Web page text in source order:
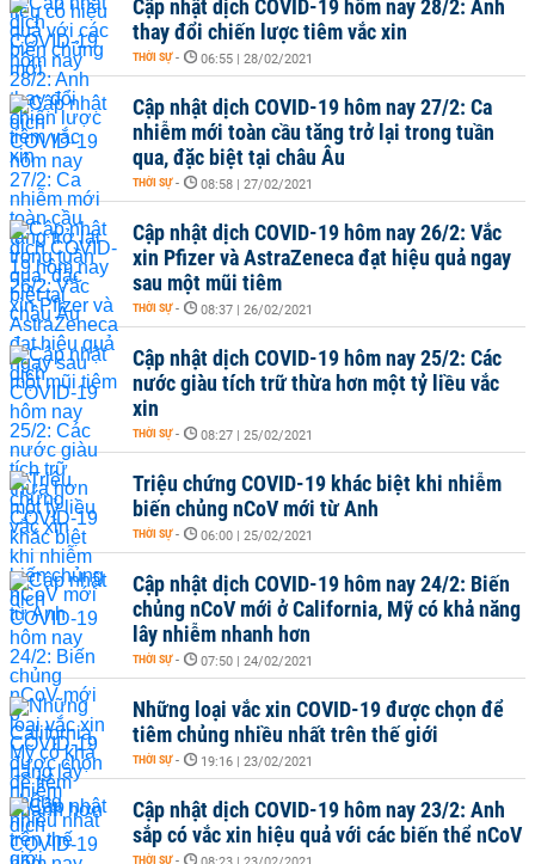
Cập nhật dịch COVID-19 hôm nay 28/2: Anh
thay đổi chiến lược tiêm vắc xin
THỜI SỰ - 06:55 | 28/02/2021
Cập nhật dịch COVID-19 hôm nay 27/2: Ca
nhiễm mới toàn cầu tăng trở lại trong tuần
qua, đặc biệt tại châu Âu
THỜI SỰ - 08:58 | 27/02/2021
Cập nhật dịch COVID-19 hôm nay 26/2: Vắc
xin Pfizer và AstraZeneca đạt hiệu quả ngay
sau một mũi tiêm
THỜI SỰ - 08:37 | 26/02/2021
Cập nhật dịch COVID-19 hôm nay 25/2: Các
nước giàu tích trữ thừa hơn một tỷ liều vắc
xin
THỜI SỰ - 08:27 | 25/02/2021
Triệu chứng COVID-19 khác biệt khi nhiễm
biến chủng nCoV mới từ Anh
THỜI SỰ - 06:00 | 25/02/2021
Cập nhật dịch COVID-19 hôm nay 24/2: Biến
chủng nCoV mới ở California, Mỹ có khả năng
lây nhiễm nhanh hơn
THỜI SỰ - 07:50 | 24/02/2021
Những loại vắc xin COVID-19 được chọn để
tiêm chủng nhiều nhất trên thế giới
THỜI SỰ - 19:16 | 23/02/2021
Cập nhật dịch COVID-19 hôm nay 23/2: Anh
sắp có vắc xin hiệu quả với các biến thể nCoV
THỜI SỰ